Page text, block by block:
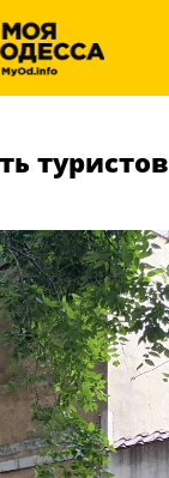
туристов